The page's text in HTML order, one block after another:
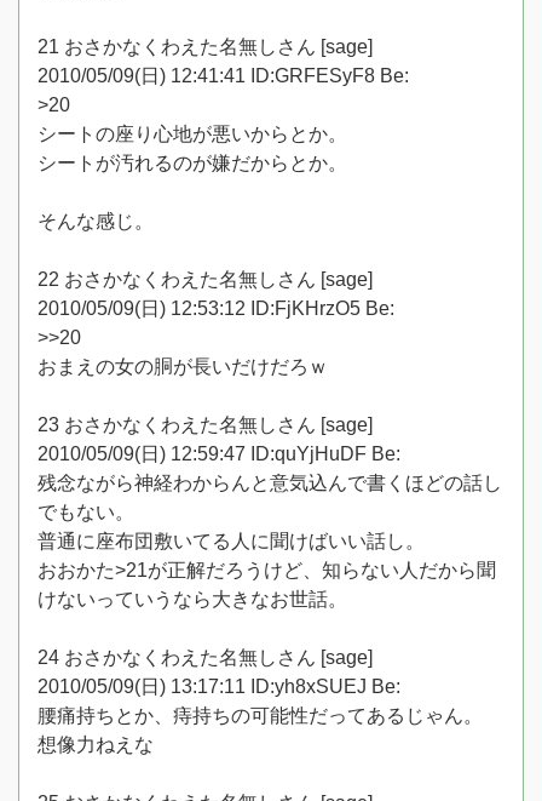
21 おさかなくわえた名無しさん [sage]
2010/05/09(日) 12:41:41 ID:GRFESyF8 Be:
>20
シートの座り心地が悪いからとか。
シートが汚れるのが嫌だからとか。
そんな感じ。
22 おさかなくわえた名無しさん [sage]
2010/05/09(日) 12:53:12 ID:FjKHrzO5 Be:
>>20
おまえの女の胴が長いだけだろｗ
23 おさかなくわえた名無しさん [sage]
2010/05/09(日) 12:59:47 ID:quYjHuDF Be:
残念ながら神経わからんと意気込んで書くほどの話し
でもない。
普通に座布団敷いてる人に聞けばいい話し。
おおかた>21が正解だろうけど、知らない人だから聞
けないっていうなら大きなお世話。
24 おさかなくわえた名無しさん [sage]
2010/05/09(日) 13:17:11 ID:yh8xSUEJ Be:
腰痛持ちとか、痔持ちの可能性だってあるじゃん。
想像力ねえな